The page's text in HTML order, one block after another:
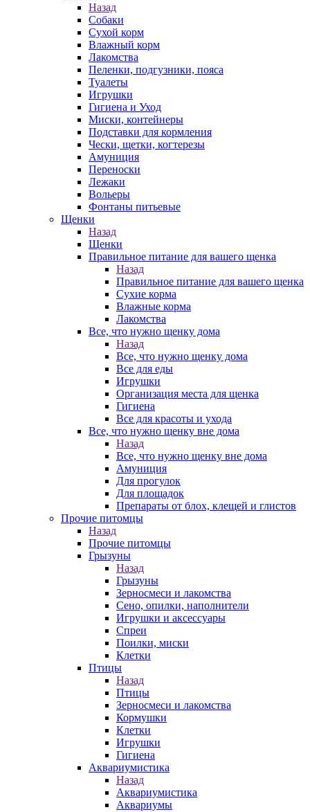
Назад
Собаки
Сухой корм
Влажный корм
Лакомства
Пеленки, подгузники, пояса
Туалеты
Игрушки
Гигиена и Уход
Миски, контейнеры
Подставки для кормления
Чески, щетки, когтерезы
Амуниция
Переноски
Лежаки
Вольеры
Фонтаны питьевые
Щенки
Назад
Щенки
Правильное питание для вашего щенка
Назад
Правильное питание для вашего щенка
Сухие корма
Влажные корма
Лакомства
Все, что нужно щенку дома
Назад
Все, что нужно щенку дома
Все для еды
Игрушки
Организация места для щенка
Гигиена
Все для красоты и ухода
Все, что нужно щенку вне дома
Назад
Все, что нужно щенку вне дома
Амуниция
Для прогулок
Для площадок
Препараты от блох, клещей и глистов
Прочие питомцы
Назад
Прочие питомцы
Грызуны
Назад
Грызуны
Зерносмеси и лакомства
Сено, опилки, наполнители
Игрушки и аксессуары
Спреи
Поилки, миски
Клетки
Птицы
Назад
Птицы
Зерносмеси и лакомства
Кормушки
Клетки
Игрушки
Гигиена
Аквариумистика
Назад
Аквариумистика
Аквариумы